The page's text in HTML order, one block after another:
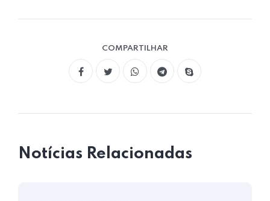
COMPARTILHAR
Notícias Relacionadas